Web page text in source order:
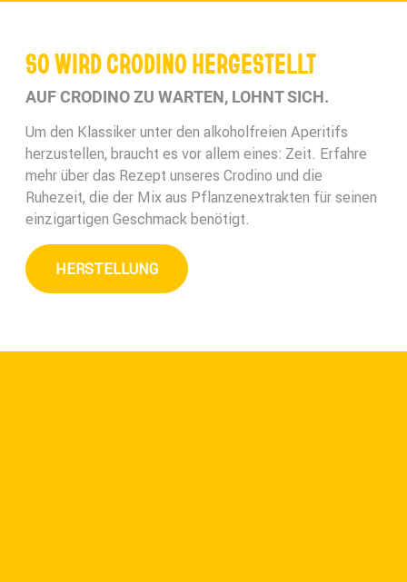
SO WIRD CRODINO HERGESTELLT
AUF CRODINO ZU WARTEN, LOHNT SICH.
Um den Klassiker unter den alkoholfreien Aperitifs
herzustellen, braucht es vor allem eines: Zeit. Erfahre
mehr über das Rezept unseres Crodino und die
Ruhezeit, die der Mix aus Pflanzenextrakten für seinen
einzigartigen Geschmack benötigt.
HERSTELLUNG